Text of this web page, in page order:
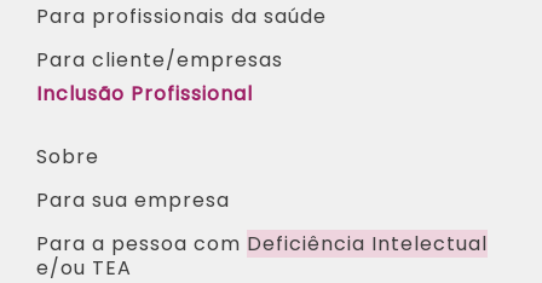
Para profissionais da saúde​
Para cliente/empresas
Inclusão Profissional
Sobre
Para sua empresa
Para a pessoa com Deficiência Intelectual
e/ou TEA​